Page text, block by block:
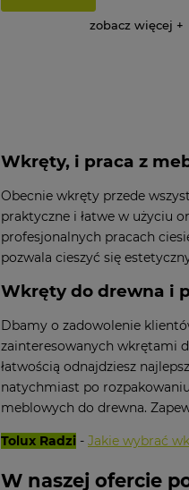
zobacz więcej
Wkręty, i praca z
Obecnie wkręty przede
praktyczne i łatwe w użyciu
profesjonalnych pracach
pozwala cieszyć się
Wkręty do drewna i
Dbamy o zadowolenie
zainteresowanych wkrętami
łatwością odnajdziesz
natychmiast po
meblowych do drewna.
Tolux Radzi - Jakie wybrać
W naszej ofercie